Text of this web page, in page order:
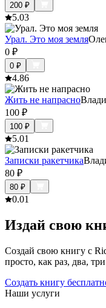
200 ₽
5.03
Урал. Это моя земля
0 ₽
0 ₽
4.86
Жить не напрасно
100 ₽
100 ₽
5.01
Записки ракетчика
80 ₽
80 ₽
0.01
Издай свою
Создай свою книгу с
просто, как раз, два,
Создать книгу
Наши услуги